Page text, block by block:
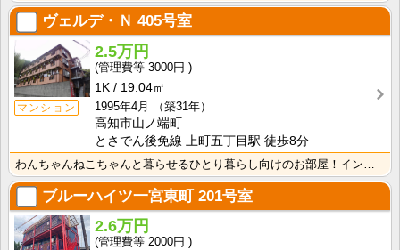
ヴェルデ・Ｎ 405号室
マンション
2.5万円
3000円
1K
19.04㎡
1995年4月
（築31年）
高知市山ノ端町
とさでん後免線 上町五丁目駅 徒歩8分
ブルーハイツ一宮東町201号室
2.6万円
2000円